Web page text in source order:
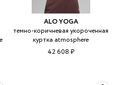
ALO YOGA
темно-коричневая укороченная
куртка atmosphere
42 608 ₽